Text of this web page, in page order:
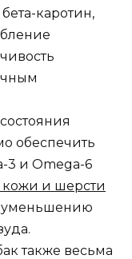
каротин,
обеспечить
и Omega-6
и шерсти
уменьшению
также весьма